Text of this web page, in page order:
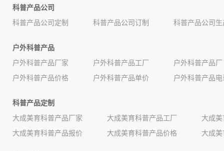
科普产品公司
科普产品公司定制
科普产品公司订制 科普产品公司生
户外科普产品
户外科普产品厂家
户外科普产品工厂
户外科普产品厂
户外科普产品价格
户外科普产品单价 户外科普产品电
科普产品定制
大成美育科普产品厂家
大成美育科普产品工厂
大成
大成美育科普产品报价
大成美育科普产品价格 大成